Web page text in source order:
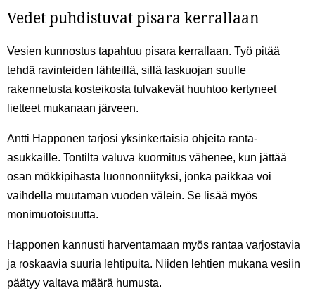
Vedet puhdistuvat pisara kerrallaan
Vesien kunnostus tapahtuu pisara kerrallaan. Työ pitää
tehdä ravinteiden lähteillä, sillä laskuojan suulle
rakennetusta kosteikosta tulvakevät huuhtoo kertyneet
lietteet mukanaan järveen.
Antti Happonen tarjosi yksinkertaisia ohjeita ranta-
asukkaille. Tontilta valuva kuormitus vähenee, kun jättää
osan mökkipihasta luonnonniityksi, jonka paikkaa voi
vaihdella muutaman vuoden välein. Se lisää myös
monimuotoisuutta.
Happonen kannusti harventamaan myös rantaa varjostavia
ja roskaavia suuria lehtipuita. Niiden lehtien mukana vesiin
päätyy valtava määrä humusta.